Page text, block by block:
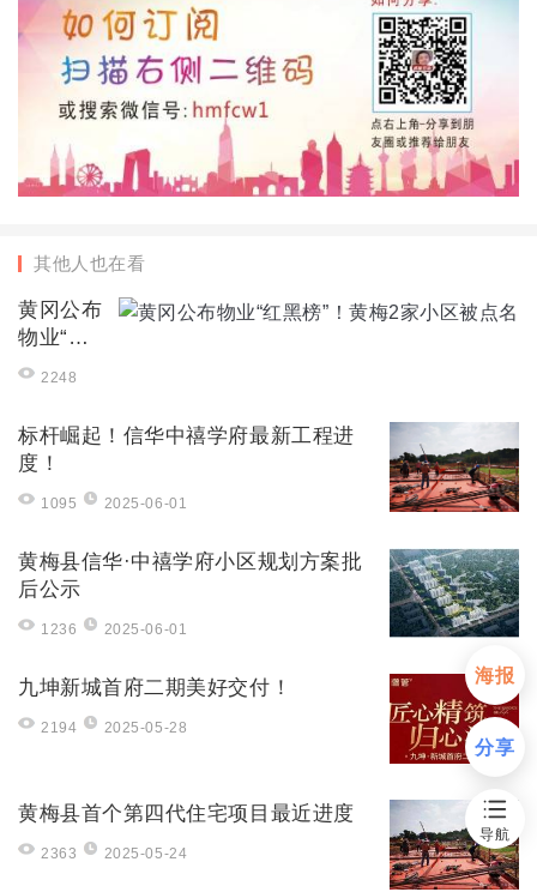
其他人也在看
黄冈公布
物业“红
黑榜”！
小区被点
名
2248
-13
标杆崛起！信华中禧学府最新工程进
度！
1095 2025-06-01
黄梅县信华·中禧学府小区规划方案批
后公示
1236 2025-06-01
九坤新城首府二期美好交付！
2194 2025-05-28
黄梅县首个第四代住宅项目最近进度
2363 2025-05-24
海报
分享
新房
出租
资讯
导航